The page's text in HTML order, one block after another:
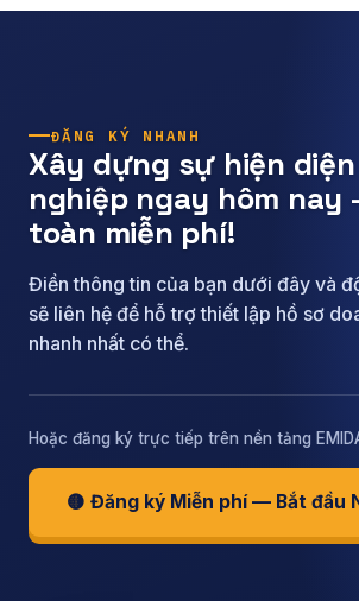
ĐĂNG KÝ NHANH
Xây dựng sự hiện
nghiệp ngay hôm nay
toàn miễn phí!
Điền thông tin của bạn dưới đây và
sẽ liên hệ để hỗ trợ thiết lập hồ sơ
nhanh nhất có thể.
Hoặc đăng ký trực tiếp trên nền tảng
🟡 Đăng ký Miễn phí — Bắt đầu